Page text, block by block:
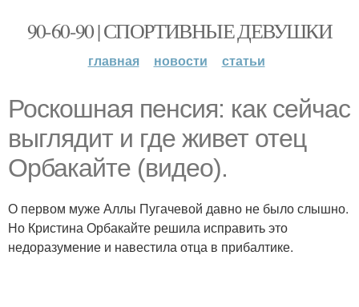
90-60-90 | СПОРТИВНЫЕ ДЕВУШКИ
главная новости статьи
Роскошная пенсия: как сейчас
выглядит и где живет отец
Орбакайте (видео).
О первом муже Аллы Пугачевой давно не было слышно.
Но Кристина Орбакайте решила исправить это
недоразумение и навестила отца в прибалтике.